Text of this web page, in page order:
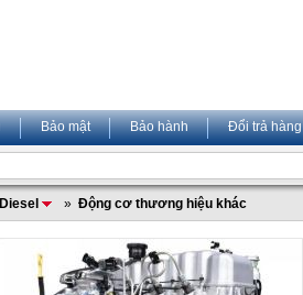
Bảo mật Bảo hành Đổi trả hàng
» Động cơ thương hiệu khác